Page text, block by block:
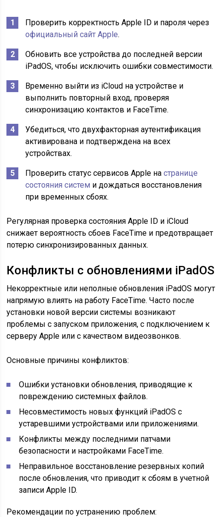
Проверить корректность Apple ID и пароля через
официальный сайт Apple.
Обновить все устройства до последней версии
iPadOS, чтобы исключить ошибки совместимости.
Временно выйти из iCloud на устройстве и
выполнить повторный вход, проверяя
синхронизацию контактов и FaceTime.
Убедиться, что двухфакторная аутентификация
активирована и подтверждена на всех
устройствах.
Проверить статус сервисов Apple настранице
состояния систем и дождаться восстановления
при временных сбоях.
Регулярная проверка состояния Apple ID и iCloud
снижает вероятность сбоев FaceTime и предотвращает
потерю синхронизированных данных.
Конфликты с обновлениями iPadOS
Некорректные или неполные обновления iPadOS могут
напрямую влиять на работу FaceTime. Часто после
установки новой версии системы возникают
проблемы с запуском приложения, с подключением к
серверу Apple или с качеством видеозвонков.
Основные причины конфликтов:
Ошибки установки обновления, приводящие к
повреждению системных файлов.
Несовместимость новых функций iPadOS с
устаревшими устройствами или приложениями.
Конфликты между последними патчами
безопасности и настройками FaceTime.
Неправильное восстановление резервных копий
после обновления, что приводит к сбоям в учетной
записи Apple ID.
Рекомендации по устранению проблем: